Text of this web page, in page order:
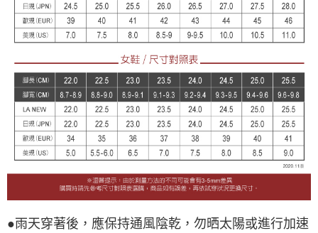
●雨天穿著後，應保持通風陰乾，勿晒太陽或進行加速